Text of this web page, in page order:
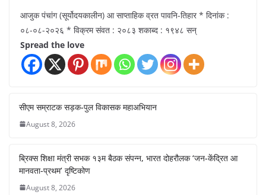
आजुक पंचांग (सूर्योदयकालीन) आ साप्ताहिक व्रत पावनि-तिहार * दिनांक :
०८-०८-२०२६ * विक्रम संवत : २०८३ शकाब्द : १९४८ सन्
Spread the love
सीएम सम्राटक सड़क-पुल विकासक महाअभियान
August 8, 2026
ब्रिक्स शिक्षा मंत्री सभक १३म बैठक संपन्न, भारत दोहरौलक ‘जन-केंद्रित आ
मानवता-प्रथम’ दृष्टिकोण
August 8, 2026